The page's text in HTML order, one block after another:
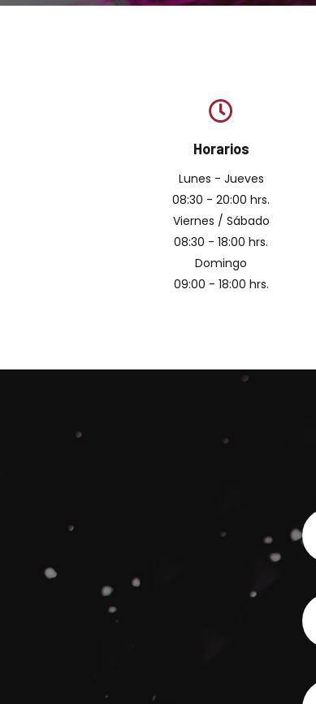
Horarios
Lunes - Jueves
08:30 - 20:00 hrs.
Viernes / Sábado
08:30 - 18:00 hrs.
Domingo
09:00 - 18:00 hrs.